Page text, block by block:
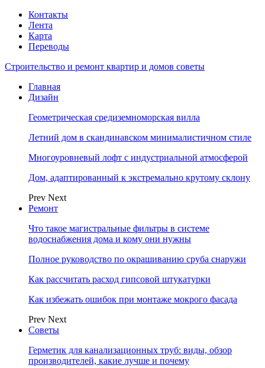
Контакты
Лента
Карта
Переводы
Строительство и ремонт квартир и домов советы
Главная
Дизайн
Геометрическая средиземноморская вилла
Летний дом в скандинавском минималистичном стиле
Многоуровневый лофт с индустриальной атмосферой
Дом, адаптированный к экстремально крутому склону
Prev Next
Ремонт
Что такое магистральные фильтры в системе
водоснабжения дома и кому они нужны
Полное руководство по окрашиванию сруба снаружи
Как рассчитать расход гипсовой штукатурки
Как избежать ошибок при монтаже мокрого фасада
Prev Next
Советы
Герметик для канализационных труб: виды, обзор
производителей, какие лучше и почему